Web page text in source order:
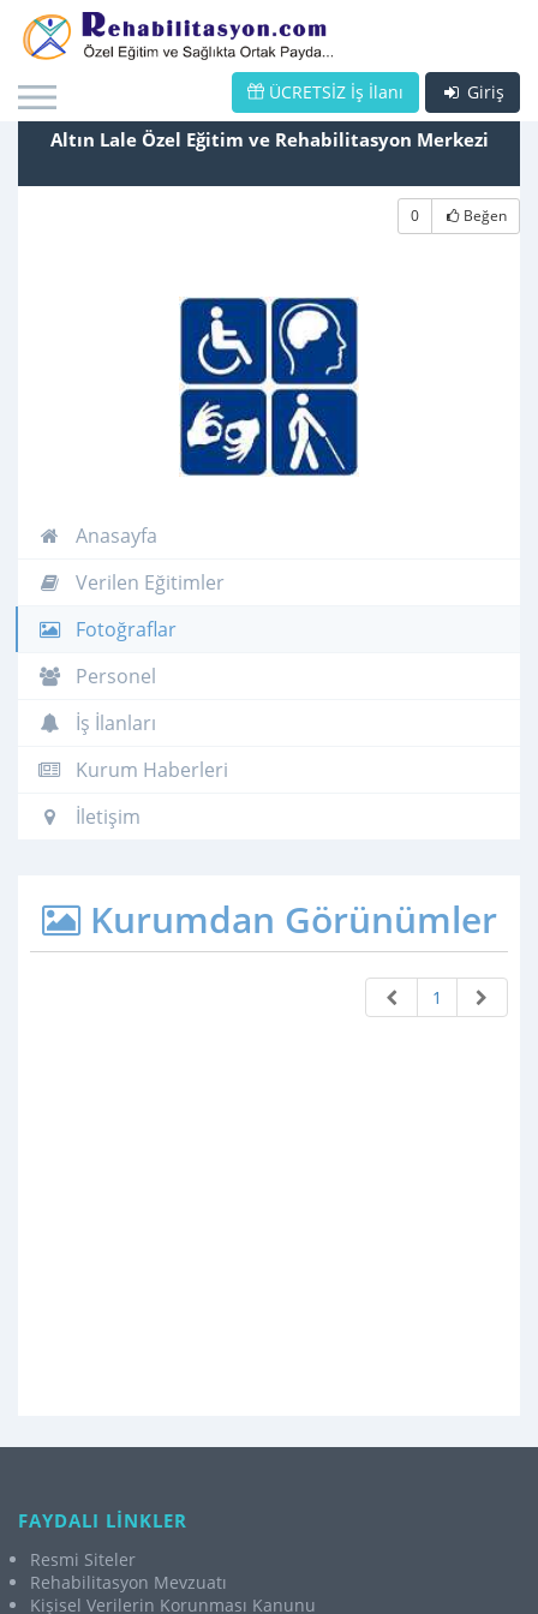
Giriş
ÜCRETSİZ İş İlanı
Altın Lale Özel Eğitim ve Rehabilitasyon Merkezi
0 Beğen
Anasayfa
Verilen Eğitimler
Fotoğraflar
Personel
İş İlanları
Kurum Haberleri
İletişim
Kurumdan Görünümler
1
FAYDALI LİNKLER
Resmi Siteler
Rehabilitasyon Mevzuatı
Kişisel Verilerin Korunması Kanunu